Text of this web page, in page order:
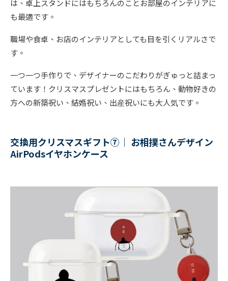
は、卓上スタンドにはもちろんのことお部屋のインテリアに
も最適です。
職場や食卓、お店のインテリアとしても目を引くリアルさで
す。
一つ一つ手作りで、デザイナーのこだわりがぎゅっと詰まっ
ています！クリスマスプレゼントにはもちろん、動物好きの
方への新築祝い、結婚祝い、出産祝いにも大人気です。
交換用クリスマスギフト⑦｜ お相撲さんデザイン
AirPodsイヤホンケース